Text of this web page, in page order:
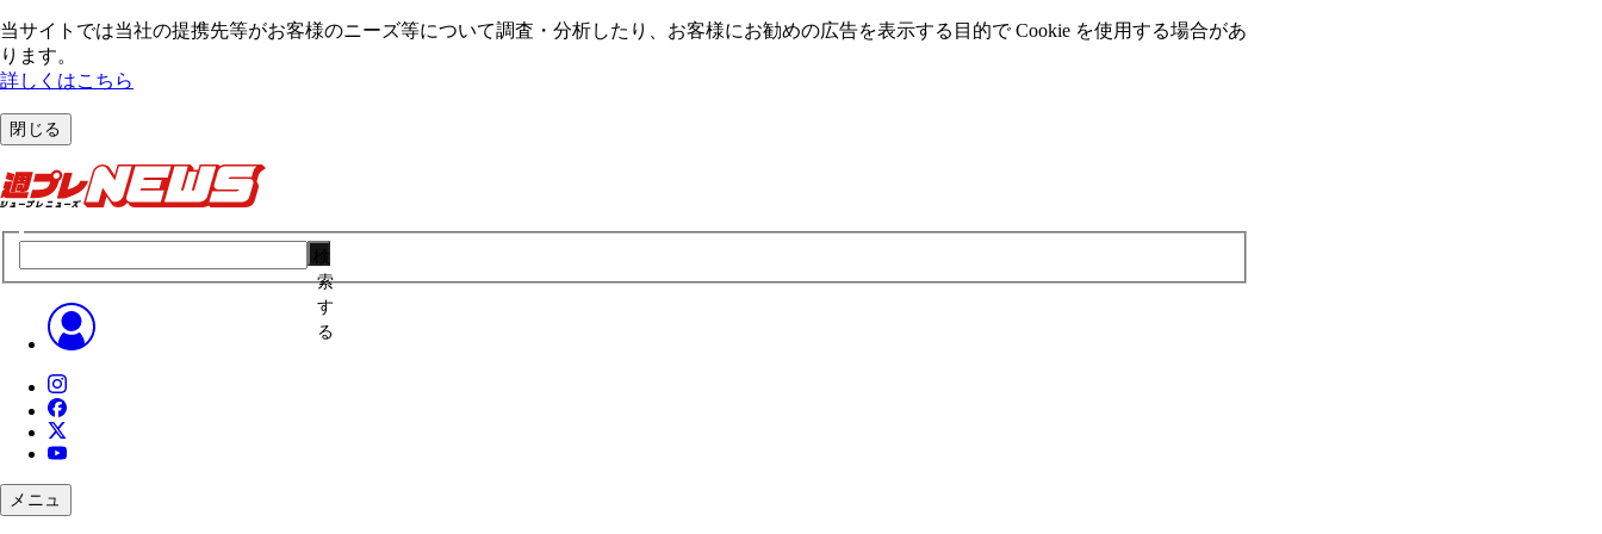
当サイトでは当社の提携先等がお客様のニーズ等について調査・分析したり、お客様にお勧めの広告を表⽰する⽬的で Cookie を使⽤する場合があ
ります。
詳しくはこちら
閉じる
索
す
る
メニュ